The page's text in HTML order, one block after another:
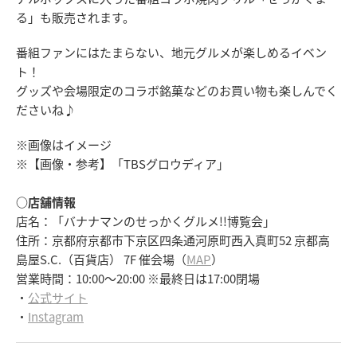
る」も販売されます。
番組ファンにはたまらない、地元グルメが楽しめるイベン
ト！
グッズや会場限定のコラボ銘菓などのお買い物も楽しんでく
ださいね♪
※画像はイメージ
※【画像・参考】「TBSグロウディア」
○店舗情報
店名：「バナナマンのせっかくグルメ!!博覧会」
住所：京都府京都市下京区四条通河原町西入真町52 京都高
島屋S.C.（百貨店） 7F 催会場（MAP）
営業時間：10:00～20:00 ※最終日は17:00閉場
・ 公式サイト
・ Instagram